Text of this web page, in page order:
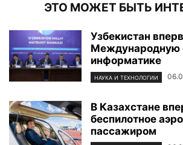
ЭТО МОЖЕТ БЫТЬ
Узбекистан
Международную
информатике
НАУКА И ТЕХНОЛОГИИ
В Казахстане
беспилотное
пассажиром